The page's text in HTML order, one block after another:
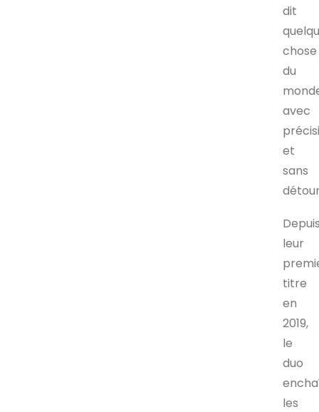
dit
chose
du
avec
et
sans
leur
titre
en
2019,
le
duo
les